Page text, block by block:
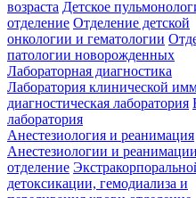
возраста Детское
отделение Отделение детской
онкологии и гематологии
патологии новорожденных
Лабораторная диагностика
Лаборатория клинической
диагностическая лаборатория
лаборатория
Анестезиология и реанимация
Анестезиологии и реанимации
отделение
детоксикации, гемодиализа и